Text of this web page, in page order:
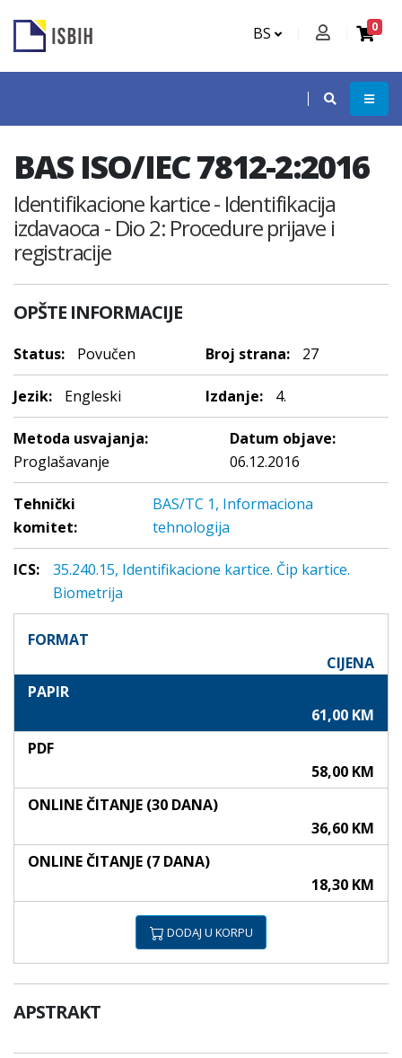
BS 0
BAS ISO/IEC 7812-2:2016
Identifikacione kartice - Identifikacija
izdavaoca - Dio 2: Procedure prijave i
registracije
OPŠTE INFORMACIJE
Status: Povučen Broj strana: 27
Jezik: Engleski Izdanje: 4.
Metoda usvajanja:
Proglašavanje
Datum objave:
06.12.2016
Tehnički
komitet:
BAS/TC 1, Informaciona
tehnologija
ICS:
35.240.15, Identifikacione kartice. Čip kartice.
Biometrija
FORMAT
CIJENA
PAPIR
61,00 KM
PDF
58,00 KM
ONLINE ČITANJE (30 DANA)
36,60 KM
ONLINE ČITANJE (7 DANA)
18,30 KM
DODAJ U KORPU
APSTRAKT